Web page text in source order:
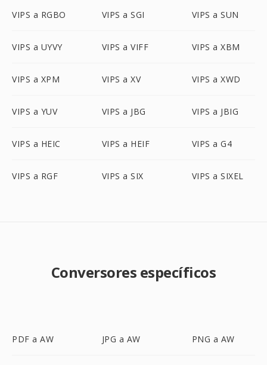
VIPS a RGBO VIPS a SGI VIPS a SUN
VIPS a UYVY VIPS a VIFF VIPS a XBM
VIPS a XPM VIPS a XV VIPS a XWD
VIPS a YUV VIPS a JBG VIPS a JBIG
VIPS a HEIC VIPS a HEIF VIPS a G4
VIPS a RGF VIPS a SIX VIPS a SIXEL
Conversores específicos
PDF a AW JPG a AW PNG a AW